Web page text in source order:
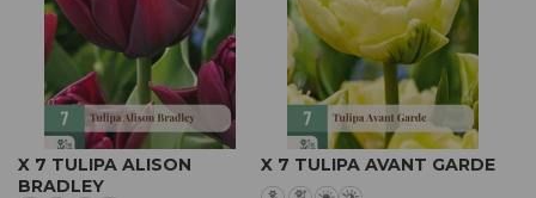
X 7 TULIPA ALISON
BRADLEY
X 7 TULIPA AVANT GARDE